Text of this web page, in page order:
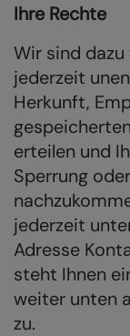
Ihre Rechte
Wir sind
jederzeit
Herkunft,
erteilen und
Sperrung
jederzeit
Adresse
steht Ihnen
weiter unten
zu.